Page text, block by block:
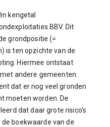
kengetal
BBV. Dit
grondpositie (=
is ten opzichte van de
Hiermee ontstaat
andere gemeenten.
dat er nog veel gronden
moeten worden. De
dat daar grote risico’s
boekwaarde van de